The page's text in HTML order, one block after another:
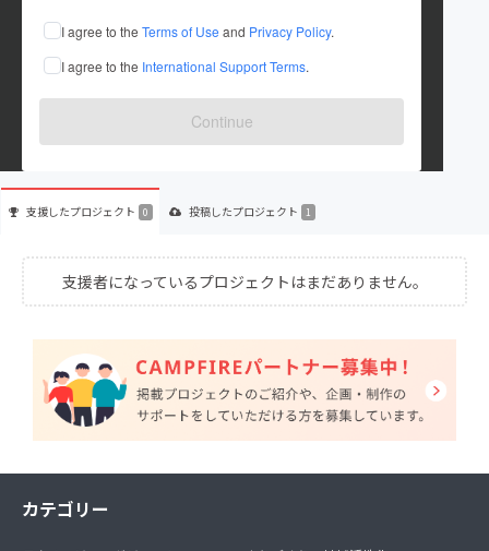
I agree to the Terms of Use and Privacy Policy.
I agree to the International Support Terms.
Continue
これまでに1件のプロジェクトを投稿しています
在住国：日本 現在地：福井県
出身国：日本 出身地：未設定
支援したプロジェクト 0 投稿したプロジェクト 1
支援者になっているプロジェクトはまだありません。
カテゴリー